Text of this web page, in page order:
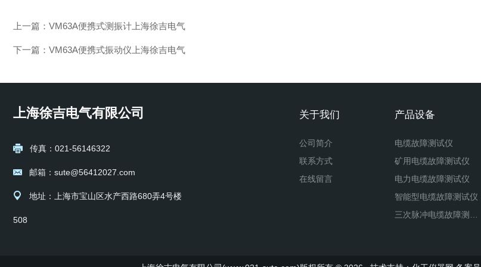
上一篇： VM63A便携式测振计上海徐吉电气
下一篇： VM63A便携式振动仪上海徐吉电气
上海徐吉电气有限公司
传真：021-56146322
邮箱：sute@56412027.com
地址：上海市宝山区水产西路680弄4号楼
508
关于我们
公司简介
联系方式
在线留言
产品设备
电缆故障测试仪
矿用电缆故障测试仪
电力电缆故障测试仪
智能型电缆故障测试仪